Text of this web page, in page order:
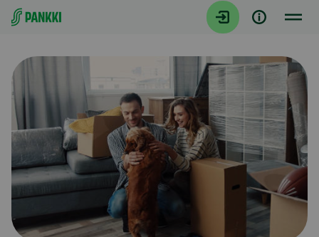
Siirry suoraan sisältöön
Artikkelit